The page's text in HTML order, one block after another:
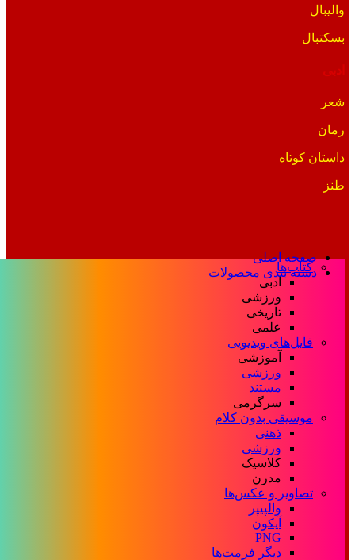
والیبال
بسکتبال
ادبی
شعر
رمان
داستان کوتاه
طنز
صفحه اصلی
دسته بندی محصولات
کتاب‌ها
ادبی
ورزشی
تاریخی
علمی
فایل‌های ویدیویی
آموزشی
ورزشی
مستند
سرگرمی
موسیقی بدون کلام
ذهنی
ورزشی
کلاسیک
مدرن
تصاویر و عکس‌ها
والپیپر
آیکون
PNG
دیگر فرمت‌ها